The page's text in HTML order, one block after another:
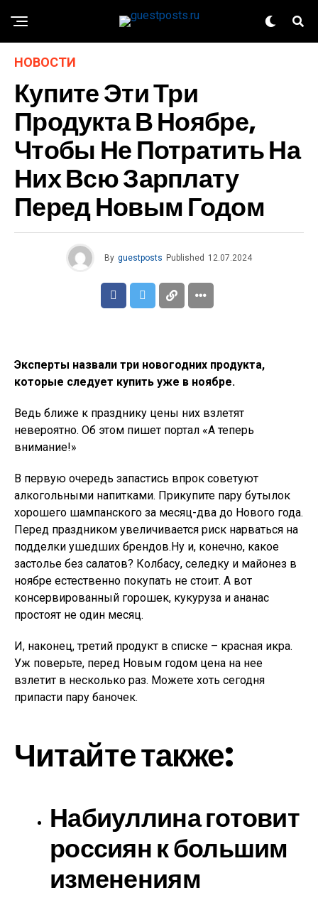
НОВОСТИ
Купите Эти Три
Продукта В Ноябре,
Чтобы Не Потратить На
Них Всю Зарплату
Перед Новым Годом
By guestposts Published 12.07.2024
Эксперты назвали три новогодних продукта,
которые следует купить уже в ноябре.
Ведь ближе к празднику цены них взлетят
невероятно. Об этом пишет портал «А теперь
внимание!»
В первую очередь запастись впрок советуют
алкогольными напитками. Прикупите пару бутылок
хорошего шампанского за месяц-два до Нового года.
Перед праздником увеличивается риск нарваться на
подделки ушедших брендов.Ну и, конечно, какое
застолье без салатов? Колбасу, селедку и майонез в
ноябре естественно покупать не стоит. А вот
консервированный горошек, кукуруза и ананас
простоят не один месяц.
И, наконец, третий продукт в списке – красная икра.
Уж поверьте, перед Новым годом цена на нее
взлетит в несколько раз. Можете хоть сегодня
припасти пару баночек.
Читайте также:
Набиуллина готовит
россиян к большим
изменениям